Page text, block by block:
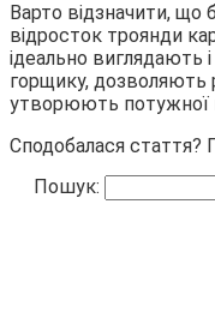
Варто відзначити,
відросток троянди
ідеально виглядають
горщику, дозволяють
утворюють потужної
Сподобалася стаття?
Пошук: